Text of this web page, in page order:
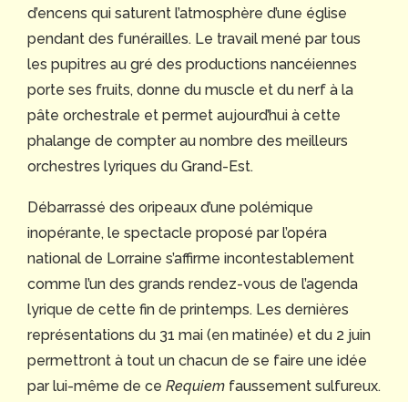
d’encens qui saturent l’atmosphère d’une église
pendant des funérailles. Le travail mené par tous
les pupitres au gré des productions nancéiennes
porte ses fruits, donne du muscle et du nerf à la
pâte orchestrale et permet aujourd’hui à cette
phalange de compter au nombre des meilleurs
orchestres lyriques du Grand-Est.
Débarrassé des oripeaux d’une polémique
inopérante, le spectacle proposé par l’opéra
national de Lorraine s’affirme incontestablement
comme l’un des grands rendez-vous de l’agenda
lyrique de cette fin de printemps. Les dernières
représentations du 31 mai (en matinée) et du 2 juin
permettront à tout un chacun de se faire une idée
par lui-même de ce Requiem faussement sulfureux.